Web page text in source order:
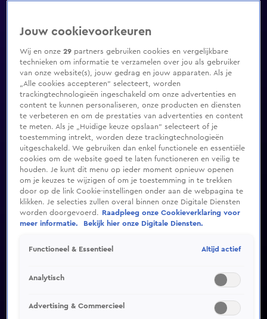
Video helaas niet gevonden
Jouw cookievoorkeuren
Wij en onze29 partners gebruiken cookies en vergelijkbare
technieken om informatie te verzamelen over jou als gebruiker
van onze website(s), jouw gedrag en jouw apparaten. Als je
„Alle cookies accepteren” selecteert, worden
trackingtechnologieën ingeschakeld om onze advertenties en
content te kunnen personaliseren, onze producten en diensten
te verbeteren en om de prestaties van advertenties en content
te meten. Als je „Huidige keuze opslaan” selecteert of je
toestemming intrekt, worden deze trackingtechnologieën
uitgeschakeld. We gebruiken dan enkel functionele en essentiële
cookies om de website goed te laten functioneren en veilig te
houden. Je kunt dit menu op ieder moment opnieuw openen
om je keuzes te wijzigen of om je toestemming in te trekken
door op de link Cookie-instellingen onder aan de webpagina te
klikken. Je selecties zullen overal binnen onze Digitale Diensten
worden doorgevoerd.
Raadpleeg onze Cookieverklaring voor
meer informatie.
Bekijk hier onze Digitale Diensten.
Functioneel & Essentieel Altijd actief
Analytisch
Advertising & Commercieel